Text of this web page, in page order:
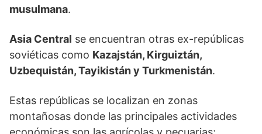
musulmana.
Asia Central se encuentran otras ex-repúblicas
soviéticas como Kazajstán, Kirguiztán,
Uzbequistán, Tayikistán y Turkmenistán.
Estas repúblicas se localizan en zonas
montañosas donde las principales actividades